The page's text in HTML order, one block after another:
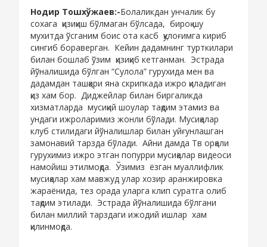
Нодир Тошхўжаев:-Болаликдан унчалик бу
сохага қизиқиш бўлмаган бўлсада, бироқ шу
мухитда ўсганим боис ота касб қулоғимга кириб
сингиб бораверган. Кейин дадамнинг турткилари
билан бошлаб ўзим қизиқиб кетганман. Эстрада
йўналишида бўлган “Сулола” гурухида мен ва
дадамдан ташқари яна скрипкада ижро қиладиган
қиз хам бор. Диджейлар билан биргаликда
хизматларда мусиқий шоулар тақдим этамиз ва
ундаги ижроларимиз жонли бўлади. Мусиқалар
клуб стилидаги йўналишлар билан уйғунлашган
замонавий тарзда бўлади. Айни дамда Тв орқали
гурухимиз ижро этган попурри мусиқалар видеоси
намойиш этилмоқда. Ўзимиз ёзган муаллифлик
мусиқалар хам мавжуд улар хозир аранжировка
жараёнида, тез орада уларга клип суратга олиб
тақдим этилади. Эстрада йўналишида бўлгани
билан миллий тарздаги ижодий ишлар хам
қилинмоқда.